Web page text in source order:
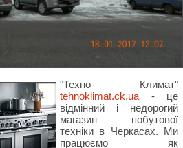
"Техно Климат"
tehnoklimat.ck.ua - це
відмінний і недорогий
магазин побутової
техніки в Черкасах. Ми
працюємо як